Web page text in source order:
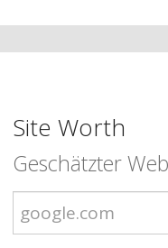
Site Worth
Geschätzter